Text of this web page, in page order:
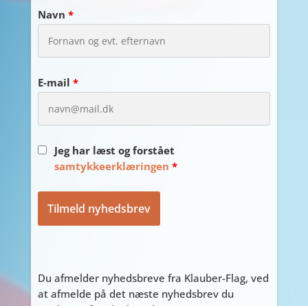
Navn *
E-mail *
Jeg har læst og forstået
samtykkeerklæringen *
Du afmelder nyhedsbreve fra Klauber-Flag, ved
at afmelde på det næste nyhedsbrev du